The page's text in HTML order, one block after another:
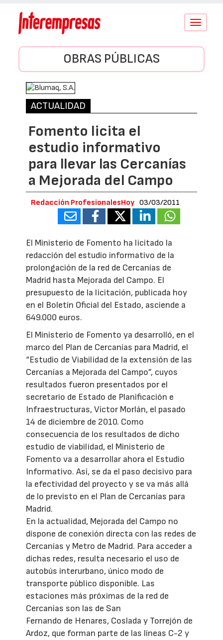
Conmutar
OBRAS PÚBLICAS
ACTUALIDAD
Fomento licita el
estudio informativo
para llevar las Cercanías
a Mejorada del Campo
Redacción ProfesionalesHoy 03/03/2011
El Ministerio de Fomento ha licitado la
redacción del estudio informativo de la
prolongación de la red de Cercanías de
Madrid hasta Mejorada del Campo. El
presupuesto de la licitación, publicada hoy
en el Boletín Oficial del Estado, asciende a
649.000 euros.
El Ministerio de Fomento ya desarrolló, en el
marco del Plan de Cercanías para Madrid, el
“Estudio de Viabilidad de la extensión de las
Cercanías a Mejorada del Campo”, cuyos
resultados fueron presentados por el
secretario de Estado de Planificación e
Infraestructuras, Víctor Morlán, el pasado
14 de diciembre de 2010. Como
consecuencia de los resultados de dicho
estudio de viabilidad, el Ministerio de
Fomento va a desarrollar ahora el Estudio
Informativo. Así, se da el paso decisivo para
la efectividad del proyecto y se va más allá
de lo previsto en el Plan de Cercanías para
Madrid.
En la actualidad, Mejorada del Campo no
dispone de conexión directa con las redes de
Cercanías y Metro de Madrid. Para acceder a
dichas redes, resulta necesario el uso de
autobús interurbano, único modo de
transporte público disponible. Las
estaciones más próximas de la red de
Cercanías son las de San
Fernando de Henares, Coslada y Torrejón de
Ardoz, que forman parte de las líneas C-2 y